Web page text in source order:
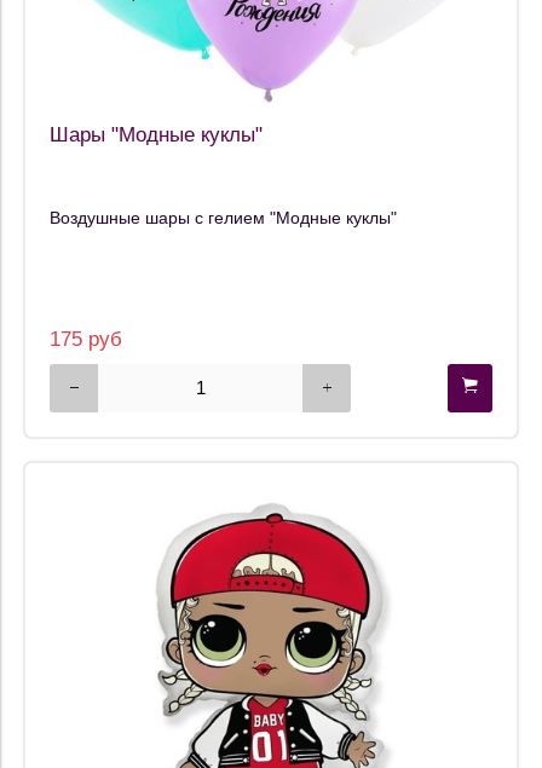
Шары "Модные куклы"
Воздушные шары с гелием "Модные куклы"
175 руб